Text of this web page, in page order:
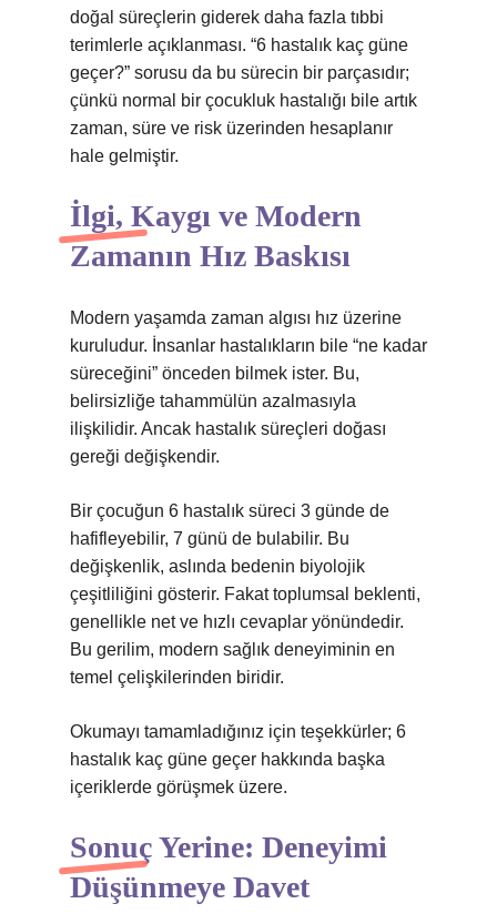
doğal süreçlerin giderek daha fazla tıbbi
terimlerle açıklanması. “6 hastalık kaç güne
geçer?” sorusu da bu sürecin bir parçasıdır;
çünkü normal bir çocukluk hastalığı bile artık
zaman, süre ve risk üzerinden hesaplanır
hale gelmiştir.
İlgi, Kaygı ve Modern
Zamanın Hız Baskısı
Modern yaşamda zaman algısı hız üzerine
kuruludur. İnsanlar hastalıkların bile “ne kadar
süreceğini” önceden bilmek ister. Bu,
belirsizliğe tahammülün azalmasıyla
ilişkilidir. Ancak hastalık süreçleri doğası
gereği değişkendir.
Bir çocuğun 6 hastalık süreci 3 günde de
hafifleyebilir, 7 günü de bulabilir. Bu
değişkenlik, aslında bedenin biyolojik
çeşitliliğini gösterir. Fakat toplumsal beklenti,
genellikle net ve hızlı cevaplar yönündedir.
Bu gerilim, modern sağlık deneyiminin en
temel çelişkilerinden biridir.
Okumayı tamamladığınız için teşekkürler; 6
hastalık kaç güne geçer hakkında başka
içeriklerde görüşmek üzere.
Sonuç Yerine: Deneyimi
Düşünmeye Davet